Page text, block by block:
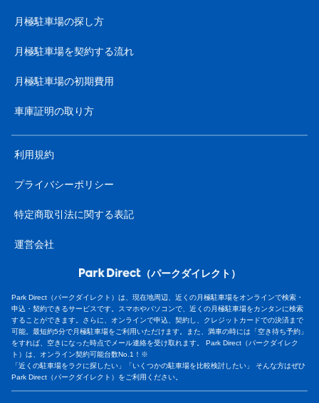
月極駐車場の探し方
月極駐車場を契約する流れ
月極駐車場の初期費用
車庫証明の取り方
利用規約
プライバシーポリシー
特定商取引法に関する表記
運営会社
（パークダイレクト）
Park Direct（パークダイレクト）は、現在地周辺、近くの月極駐車場をオンラインで検索・
申込・契約できるサービスです。スマホやパソコンで、近くの月極駐車場をカンタンに検索
することができます。さらに、オンラインで申込、契約し、クレジットカードでの決済まで
可能。最短約5分で月極駐車場をご利用いただけます。また、満車の時には「空き待ち予約」
をすれば、空きになった時点でメール連絡を受け取れます。 Park Direct（パークダイレク
ト）は、オンライン契約可能台数No.1！※
「近くの駐車場をラクに探したい」「いくつかの駐車場を比較検討したい」 そんな方はぜひ
Park Direct（パークダイレクト）をご利用ください。